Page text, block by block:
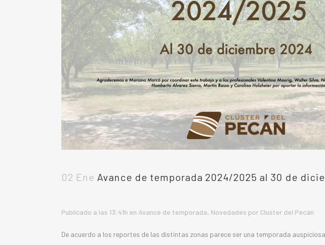
02 Ene Avance de temporada 2024/2025 al 30 de
Publicado a las 13:41h en Avance de temporada, Novedades por Cluster del Pecán
De acuerdo a los reportes de las distintas zonas parece ser una temporada